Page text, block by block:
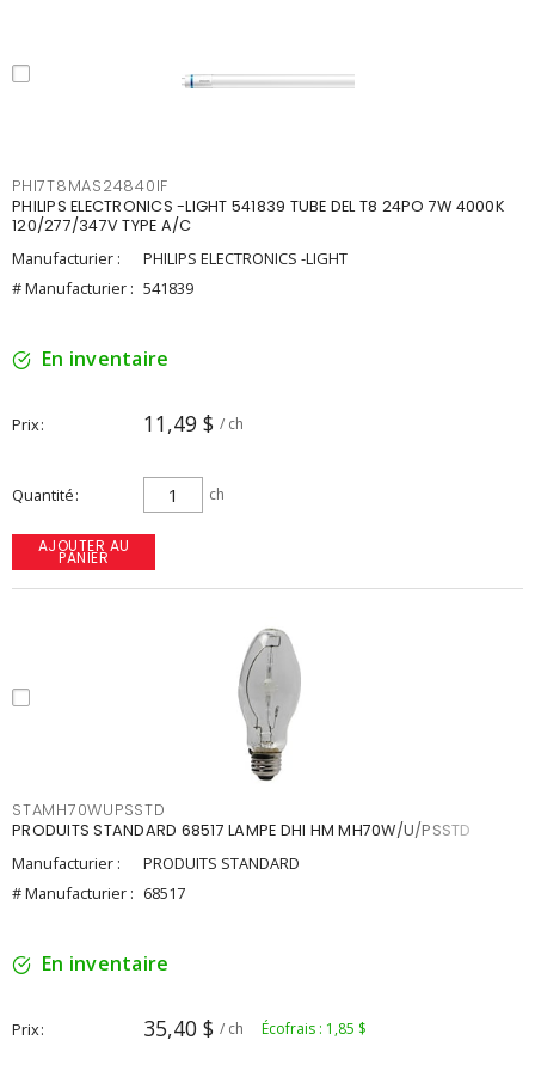
PHI7T8MAS24840IF
PHILIPS ELECTRONICS -LIGHT 541839 TUBE DEL T8 24PO 7W 4000K
120/277/347V TYPE A/C
Manufacturier :
PHILIPS ELECTRONICS -LIGHT
# Manufacturier : 541839
En inventaire
Prix 11,49 $ / ch
Quantité ch
AJOUTER AU
PANIER
STAMH70WUPSSTD
PRODUITS STANDARD 68517 LAMPE DHI HM MH70W/U/PSSTD
Manufacturier :
PRODUITS STANDARD
# Manufacturier : 68517
En inventaire
Prix 35,40 $ / ch Écofrais : 1,85 $